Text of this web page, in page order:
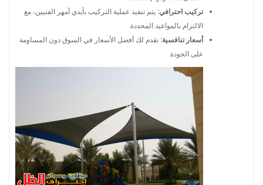
تركيب احترافي: يتم تنفيذ عملية التركيب بأيدي أمهر الفنيين، مع
الالتزام بالمواعيد المحددة.
أسعار تنافسية: نقدم لك أفضل الأسعار في السوق دون المساومة
على الجودة.